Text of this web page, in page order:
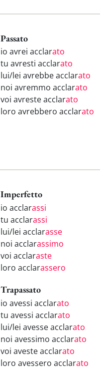
Passato
io avrei acclarato
tu avresti acclarato
lui/lei avrebbe acclarato
noi avremmo acclarato
voi avreste acclarato
loro avrebbero acclarato
Imperfetto
io acclarassi
tu acclarassi
lui/lei acclarasse
noi acclarassimo
voi acclaraste
loro acclarassero
Trapassato
io avessi acclarato
tu avessi acclarato
lui/lei avesse acclarato
noi avessimo acclarato
voi aveste acclarato
loro avessero acclarato